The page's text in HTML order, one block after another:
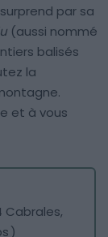
par sa
(aussi nommé
balisés
la
et à vous
Cabrales,
)